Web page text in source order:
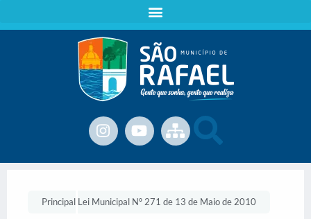
Principal Lei Municipal Nº 271 de 13 de Maio de 2010